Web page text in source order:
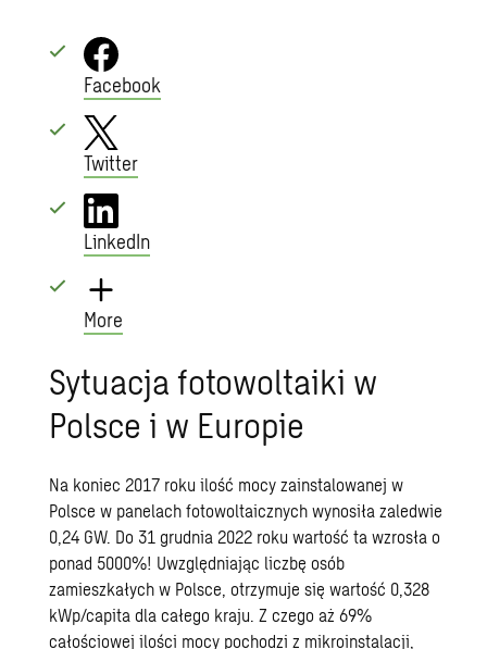
Facebook
Twitter
LinkedIn
More
Sytuacja fotowoltaiki w
Polsce i w Europie
Na koniec 2017 roku ilość mocy zainstalowanej w
Polsce w panelach fotowoltaicznych wynosiła zaledwie
0,24 GW. Do 31 grudnia 2022 roku wartość ta wzrosła o
ponad 5000%! Uwzględniając liczbę osób
zamieszkałych w Polsce, otrzymuje się wartość 0,328
kWp/capita dla całego kraju. Z czego aż 69%
całościowej ilości mocy pochodzi z mikroinstalacji,